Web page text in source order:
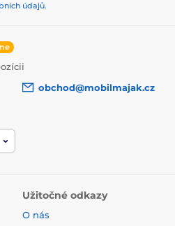
údajů.
obchod@mobilmajak.cz
Užitočné odkazy
O nás